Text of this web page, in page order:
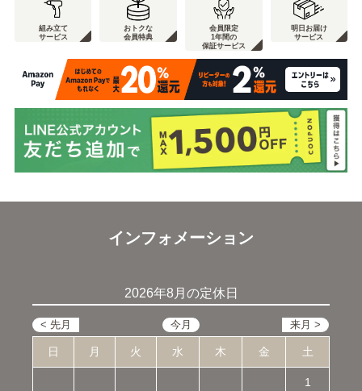
組み立て
サービス
おトクな
会員特典
会員限定
1年間の
保証サービス
明日お届け
サービス
インフォメーション
2026年8月の定休日
日 月 火 水 木 金 土
1